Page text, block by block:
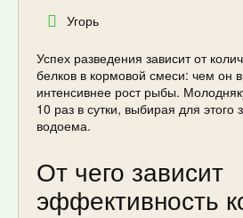
Угорь
Успех разведения зависит от
белков в кормовой смеси: чем он
интенсивнее рост рыбы.
10 раз в сутки, выбирая для этого
водоема.
От чего зависит
эффективность